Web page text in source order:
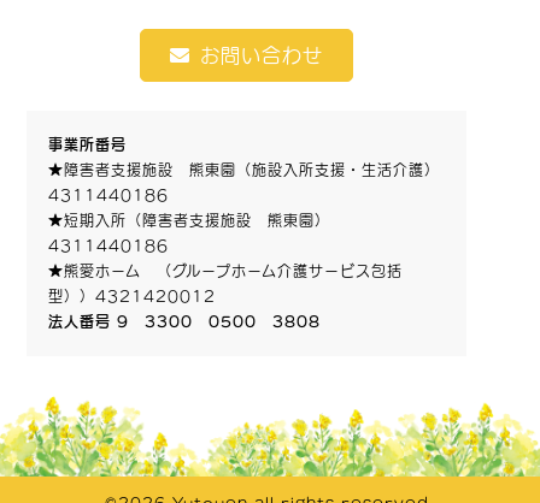
お問い合わせ
事業所番号
★障害者支援施設 熊東園（施設入所支援・生活介護）
4311440186
★短期入所（障害者支援施設 熊東園）
4311440186
★熊愛ホーム （グループホーム介護サービス包括
型））4321420012
法人番号 9 3300 0500 3808